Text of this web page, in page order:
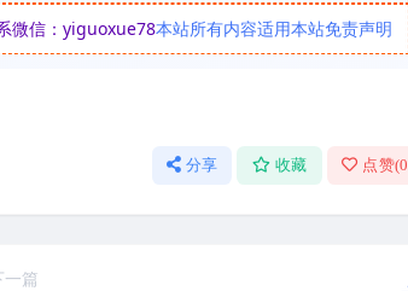
微信：yiguoxue78本站所有内容适用本站免责声明
分享 收藏 点赞(0
一篇